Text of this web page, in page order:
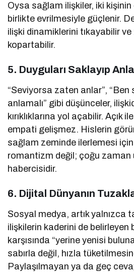
Oysa sağlam ilişkiler, iki
birlikte evrilmesiyle güçlenir.
ilişki dinamiklerini tıkayabilir
kopartabilir.
5. Duyguları Saklayıp
“Seviyorsa zaten anlar”, “Ben
anlamalı” gibi düşünceler,
kırıklıklarına yol açabilir. Açık
empati gelişmez. Hislerin
sağlam zeminde ilerlemesi
romantizm değil; çoğu zaman
habercisidir.
6. Dijital Dünyanın
Sosyal medya, artık yalnızca
ilişkilerin kaderini de belirleyen
karşısında “yerine yenisi
sabırla değil, hızla
Paylaşılmayan ya da geç